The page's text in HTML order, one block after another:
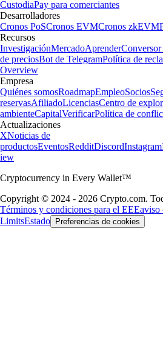
CustodiaPay para comerciantes
Desarrolladores
Cronos PoSCronos EVMCronos zkEVM
Recursos
InvestigaciónMercadoAprender
de preciosBot de TelegramPolítica de
Overview
Empresa
Quiénes somosRoadmapEmpleoSocios
reservasAfiliadoLicenciasCentro de
ambienteCapitalVerificarPolítica de
Actualizaciones
XNoticias de
productosEventosRedditDiscordInstagram
iew
Cryptocurrency in Every Wallet™
Copyright © 2024 - 2026 Crypto.com.
Términos y condiciones para el EEEaviso
LimitsEstado Preferencias de cookies